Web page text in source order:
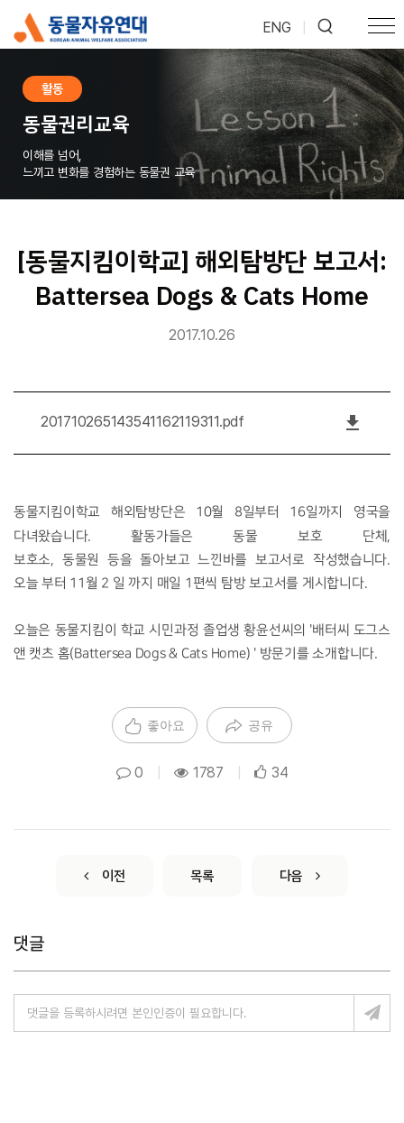
ENG
활동
동물권리교육
이해를 넘어,
느끼고 변화를 경험하는 동물권 교육
[동물지킴이학교] 해외탐방단 보고서:
Battersea Dogs & Cats Home
2017.10.26
201710265143541162119311.pdf file_download
동물지킴이학교 해외탐방단은 10월 8일부터 16일까지 영국을
다녀왔습니다. 활동가들은 동물 보호 단체,
보호소, 동물원 등을 돌아보고 느낀바를 보고서로 작성했습니다.
오늘 부터 11월 2 일 까지 매일 1편씩 탐방 보고서를 게시합니다.
오늘은 동물지킴이 학교 시민과정 졸업생 황윤선씨의 '배터씨 도그스
앤 캣츠 홈(Battersea Dogs & Cats Home) ' 방문기를 소개합니다.
좋아요 공유
0 1787 34
이전 목록 다음
댓글